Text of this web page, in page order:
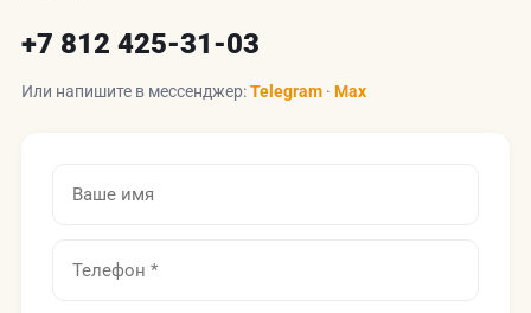
+7 812 425-31-03
Или напишите в мессенджер:Telegram · Max